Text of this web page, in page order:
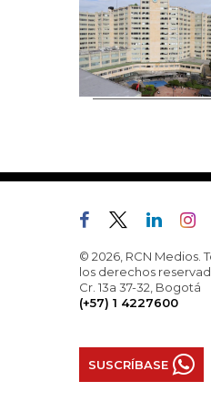
© 2026, RCN Medios.
los derechos
Cr. 13a 37-32, Bogotá
(+57) 1 4227600
SUSCRÍBASE